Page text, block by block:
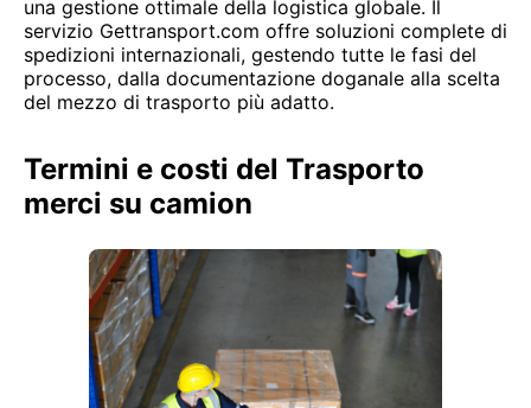
una gestione ottimale della logistica globale. Il
servizio Gettransport.com offre soluzioni complete di
spedizioni internazionali, gestendo tutte le fasi del
processo, dalla documentazione doganale alla scelta
del mezzo di trasporto più adatto.
Termini e costi del Trasporto
merci su camion